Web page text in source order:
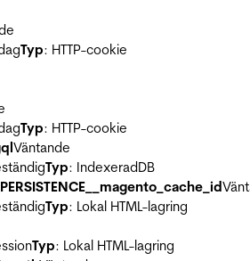
Typ: HTTP-cookie
Typ: HTTP-cookie
Väntande
Typ: IndexeradDB
Typ: Lokal HTML-lagring
Typ: Lokal HTML-lagring